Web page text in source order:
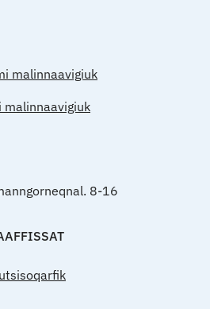
malinnaavigiuk
malinnaavigiuk
8-16